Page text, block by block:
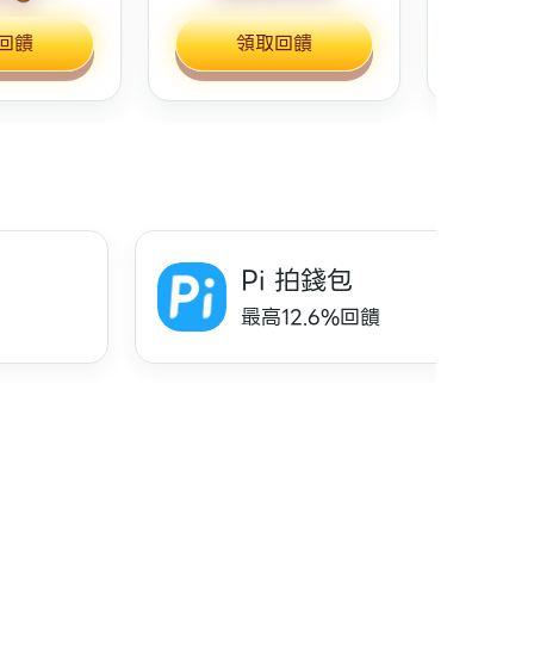
饋 領取回饋
Pi 拍錢包
最高12.6%回饋